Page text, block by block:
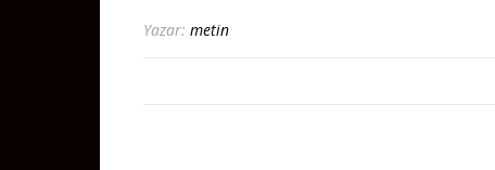
Yazar: metin